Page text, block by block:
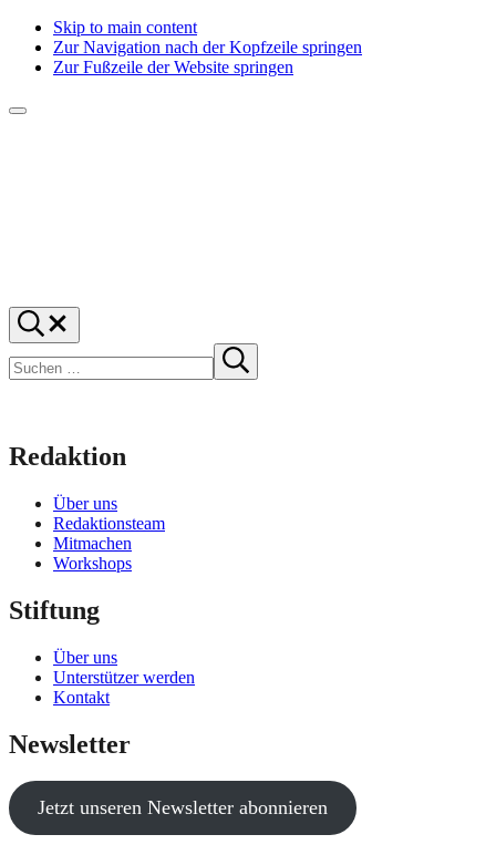
Skip to main content
Zur Navigation nach der Kopfzeile springen
Zur Fußzeile der Website springen
Menü
f1rstlife
Und
was
denkst
du?
Suchen
…
Suche
starten
Redaktion
Über uns
Redaktionsteam
Mitmachen
Workshops
Stiftung
Über uns
Unterstützer werden
Kontakt
Newsletter
Jetzt unseren Newsletter abonnieren